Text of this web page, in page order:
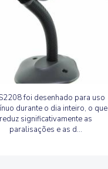
foi desenhado para uso
durante o dia inteiro, o que
reduz significativamente as
paralisações e as d...